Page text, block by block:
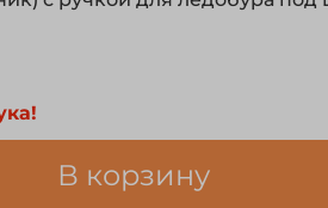
В корзину